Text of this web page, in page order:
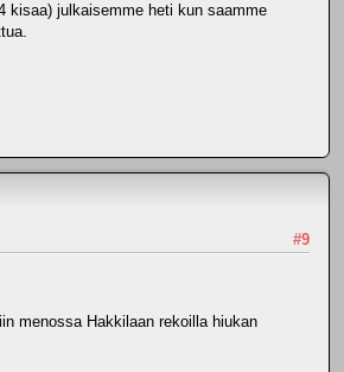
kisaa) julkaisemme heti kun saamme
#9
menossa Hakkilaan rekoilla hiukan